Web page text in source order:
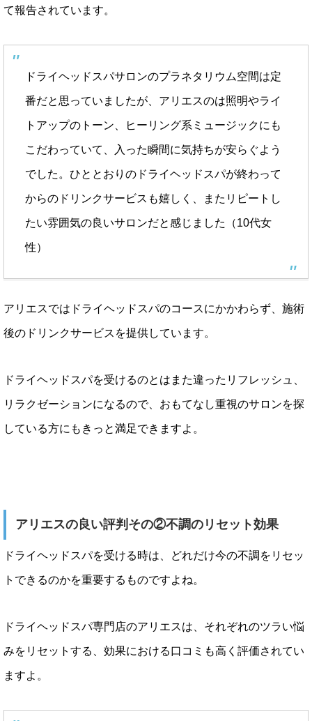
て報告されています。
ドライヘッドスパサロンのプラネタリウム空間は定
番だと思っていましたが、アリエスのは照明やライ
トアップのトーン、ヒーリング系ミュージックにも
こだわっていて、入った瞬間に気持ちが安らぐよう
でした。ひととおりのドライヘッドスパが終わって
からのドリンクサービスも嬉しく、またリピートし
たい雰囲気の良いサロンだと感じました（10代女
性）
アリエスではドライヘッドスパのコースにかかわらず、施術
後のドリンクサービスを提供しています。
ドライヘッドスパを受けるのとはまた違ったリフレッシュ、
リラクゼーションになるので、おもてなし重視のサロンを探
している方にもきっと満足できますよ。
アリエスの良い評判その②不調のリセット効果
ドライヘッドスパを受ける時は、どれだけ今の不調をリセッ
トできるのかを重要するものですよね。
ドライヘッドスパ専門店のアリエスは、それぞれのツラい悩
みをリセットする、効果における口コミも高く評価されてい
ますよ。